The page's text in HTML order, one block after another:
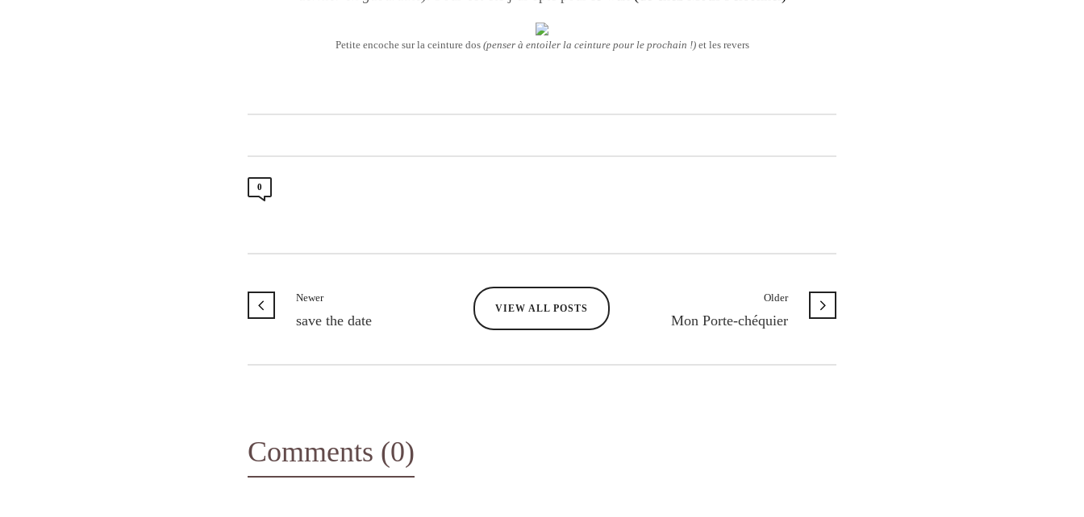
Petite encoche sur la ceinture dos(penser à entoiler la ceinture pour le prochain !)et les revers
0
Newer
save the date
VIEW ALL POSTS
Older
Mon Porte-chéquier
Comments (0)